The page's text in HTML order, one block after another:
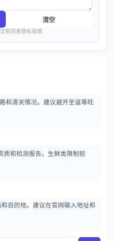
清空
即同意隐私政策
和清关情况。建议避开圣诞等旺
质和检测报告。生鲜类限制较
目的地。建议在官网输入地址和